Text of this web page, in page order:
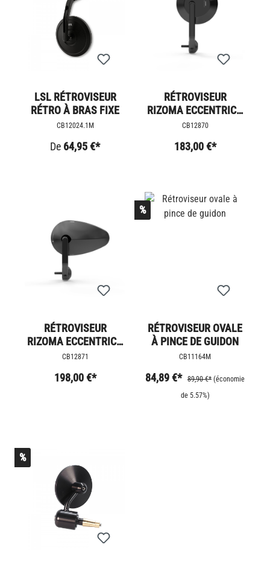
LSL RÉTROVISEUR
RÉTRO À BRAS FIXE
CB12024.1M
De 64,95 €*
RÉTROVISEUR
RIZOMA ECCENTRICO
TRIUMPH LC
CB12870
183,00 €*
RÉTROVISEUR
RIZOMA ECCENTRICO
TRIUMPH LC
CB12871
198,00 €*
%
RÉTROVISEUR OVALE
À PINCE DE GUIDON
CB11164M
84,89 €* 89,90 €* (économie
de 5.57%)
%